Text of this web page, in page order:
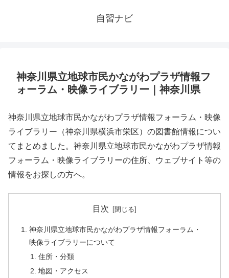
自習ナビ
神奈川県立地球市民かながわプラザ情報フ
ォーラム・映像ライブラリー｜神奈川県
神奈川県立地球市民かながわプラザ情報フォーラム・映像
ライブラリー（神奈川県横浜市栄区）の図書館情報につい
てまとめました。神奈川県立地球市民かながわプラザ情報
フォーラム・映像ライブラリーの住所、ウェブサイト等の
情報をお探しの方へ。
目次
神奈川県立地球市民かながわプラザ情報フォーラム・
映像ライブラリーについて
住所・分類
地図・アクセス